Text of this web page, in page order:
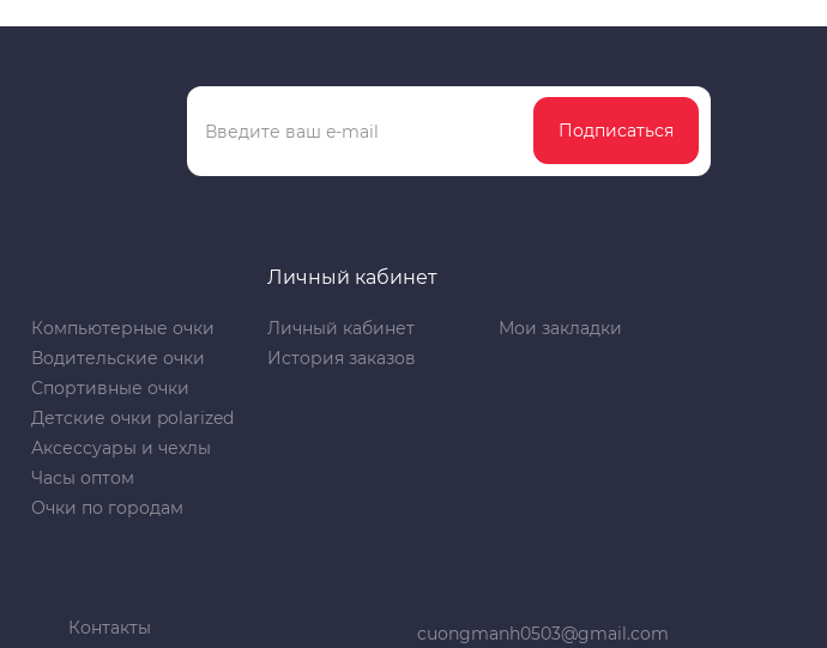
Подписаться
Компьютерные очки
Водительские очки
Спортивные очки
Детские очки polarized
Аксессуары и чехлы
Часы оптом
Очки по городам
Личный кабинет
Личный кабинет
История заказов
Мои закладки
Контакты cuongmanh0503@gmail.com